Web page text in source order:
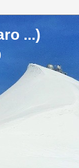
...)